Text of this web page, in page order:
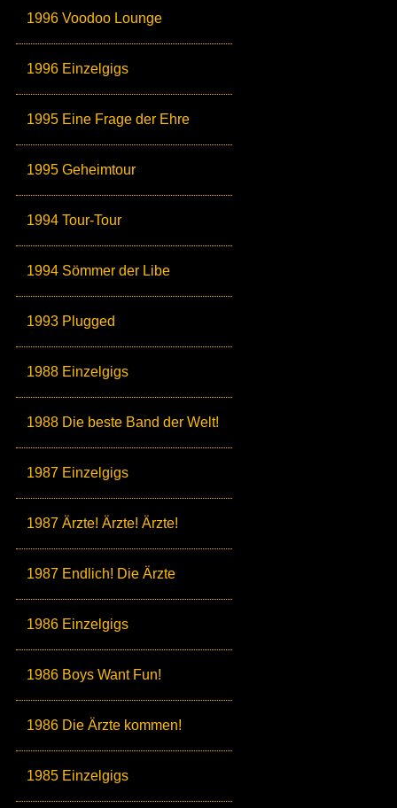
1996 Voodoo Lounge
1996 Einzelgigs
1995 Eine Frage der Ehre
1995 Geheimtour
1994 Tour-Tour
1994 Sömmer der Libe
1993 Plugged
1988 Einzelgigs
1988 Die beste Band der Welt!
1987 Einzelgigs
1987 Ärzte! Ärzte! Ärzte!
1987 Endlich! Die Ärzte
1986 Einzelgigs
1986 Boys Want Fun!
1986 Die Ärzte kommen!
1985 Einzelgigs